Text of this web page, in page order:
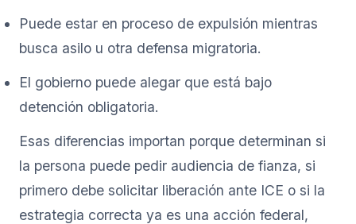
Puede estar en proceso de expulsión mientras
busca asilo u otra defensa migratoria.
El gobierno puede alegar que está bajo
detención obligatoria.
Esas diferencias importan porque determinan si
la persona puede pedir audiencia de fianza, si
primero debe solicitar liberación ante ICE o si la
estrategia correcta ya es una acción federal,